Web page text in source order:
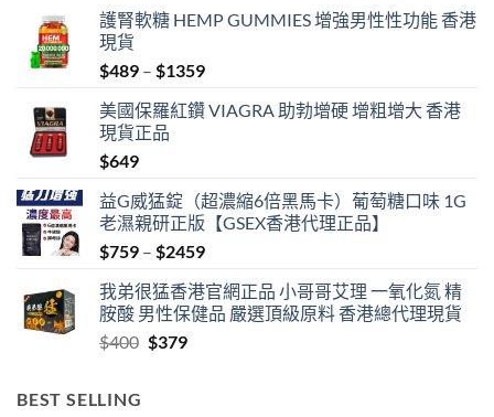
護腎軟糖 HEMP GUMMIES 增強男性性功能 香港
現貨
$489 – $1359Price
$489
美國保羅紅鑽 VIAGRA 助勃增硬 增粗增大 香港
現貨正品
$649
益G威猛錠（超濃縮6倍黑馬卡）葡萄糖口味 1G
老濕親研正版【GSEX香港代理正品】
$759 – $2459Price
$759
through
我弟很猛香港官網正品 小哥哥艾理 一氧化氮 精
胺酸 男性保健品 嚴選頂級原料 香港總代理現貨
$400 Original
$379Current
BEST SELLING